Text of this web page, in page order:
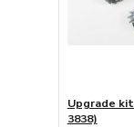
Upgrade
3838)